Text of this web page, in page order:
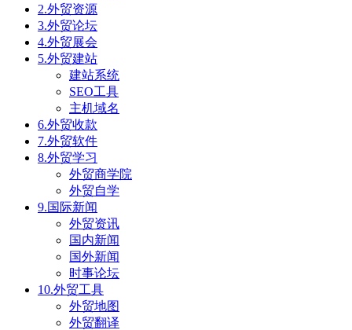
2.外贸资源
3.外贸论坛
4.外贸展会
5.外贸建站
建站系统
SEO工具
主机域名
6.外贸收款
7.外贸软件
8.外贸学习
外贸商学院
外贸自学
9.国际新闻
外贸资讯
国内新闻
国外新闻
时事论坛
10.外贸工具
外贸地图
外贸翻译